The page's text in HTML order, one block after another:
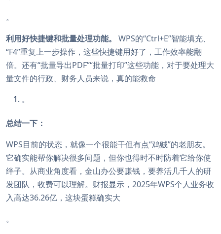
。
利用好快捷键和批量处理功能。
WPS的“Ctrl+E”智能填充、
“F4”重复上一步操作，这些快捷键用好了，工作效率能翻
倍。还有“批量导出PDF”“批量打印”这些功能，对于要处理大
量文件的行政、财务人员来说，真的能救命
。
总结一下：
WPS目前的状态，就像一个很能干但有点“鸡贼”的老朋友。
它确实能帮你解决很多问题，但你也得时不时防着它给你使
绊子。从商业角度看，金山办公要赚钱，要养活几千人的研
发团队，收费可以理解。财报显示，2025年WPS个人业务收
入高达36.26亿，这块蛋糕确实大
。